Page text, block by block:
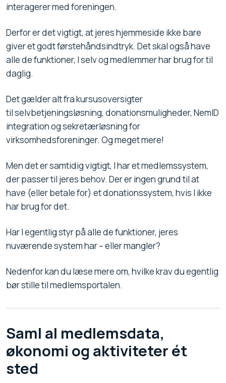
interagerer med foreningen.
Derfor er det vigtigt, at jeres hjemmeside ikke bare
giver et godt førstehåndsindtryk. Det skal også have
alle de funktioner, I selv og medlemmer har brug for til
daglig.
Det gælder alt fra kursusoversigter
til selvbetjeningsløsning, donationsmuligheder, NemID
integration og sekretærløsning for
virksomhedsforeninger. Og meget mere!
Men det er samtidig vigtigt, I har et medlemssystem,
der passer til jeres behov. Der er ingen grund til at
have (eller betale for) et donationssystem, hvis I ikke
har brug for det.
Har I egentlig styr på alle de funktioner, jeres
nuværende system har – eller mangler?
Nedenfor kan du læse mere om, hvilke krav du egentlig
bør stille til medlemsportalen.
Saml al medlemsdata,
økonomi og aktiviteter ét
sted